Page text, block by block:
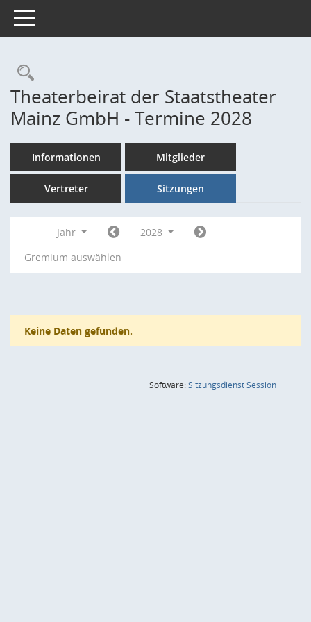
Toggle navigation
Rechercheauswahl
Theaterbeirat der Staatstheater
Mainz GmbH - Termine 2028
Informationen Mitglieder
Vertreter Sitzungen
Jahr
2028
Gremium auswählen
Keine Daten gefunden.
Software:SitzungsdienstSession(Wird in